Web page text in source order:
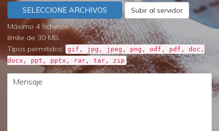
SELECCIONE ARCHIVOS
Subir al servidor
Máximo 4 ficheros.
límite de 30 MB.
Tipos permitidos: gif, jpg, jpeg, png, odf, pdf, doc,
docx, ppt, pptx, rar, tar, zip .
Mensaje